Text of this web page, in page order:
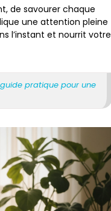
de savourer chaque
une attention pleine
l’instant et nourrit votre
pratique pour une